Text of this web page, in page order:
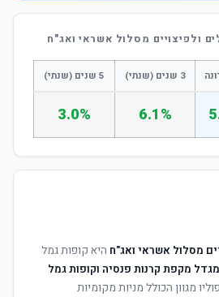
ולפיצויים מסלול אשראי ואג"ח
3 שנים (שנתי) 5 שנים (שנתי)
6.1%
3.0%
מסלול אשראי ואג"ח היא קופות גמל
מגדל מקפת קרנות פנסיה וקופות גמל
מגוון הכולל מניות מקומיות